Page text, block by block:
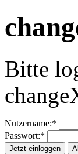
Bitte
Nutzername:*
Passwort:*
Jetzt einloggen